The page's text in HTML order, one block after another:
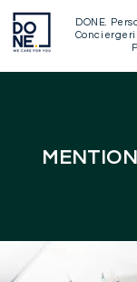
DONE